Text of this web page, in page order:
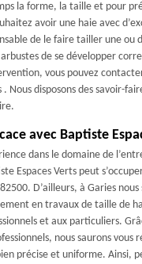
la forme, la taille et pour
avoir une haie avec
de le faire tailler une ou
de se développer
vous pouvez
. Nous disposons des savoir-
avec Baptiste
dans le domaine de
Espaces Verts peut
D’ailleurs, à Garies
en travaux de taille de
et aux particuliers.
nous saurons vous
précise et uniforme. Ainsi,